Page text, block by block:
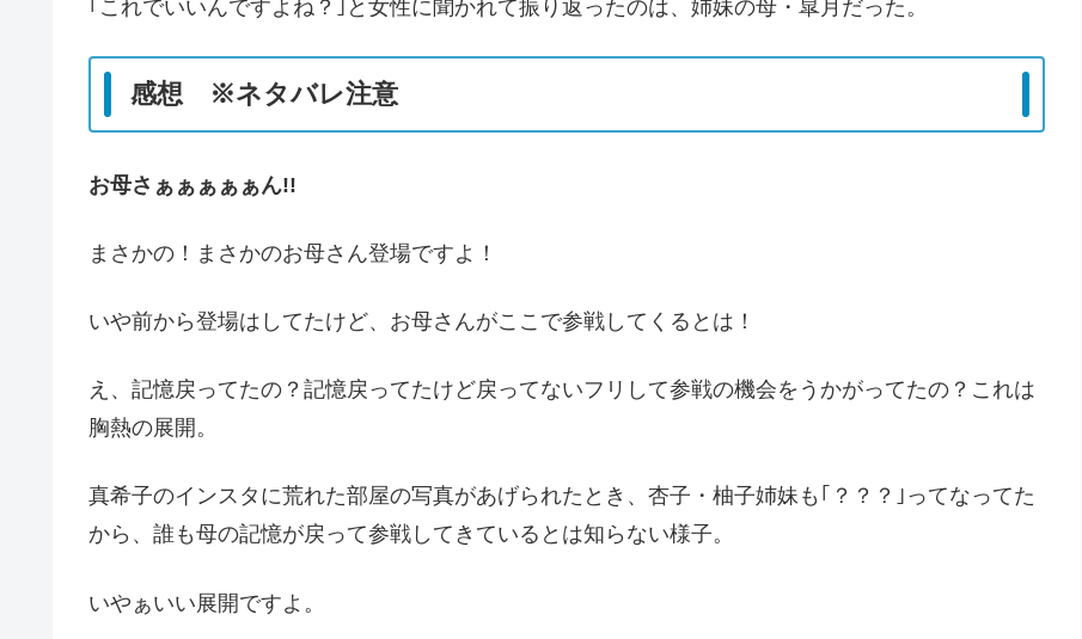
｢これでいいんですよね？｣と女性に聞かれて振り返ったのは、姉妹の母・皐月だった。
感想 ※ネタバレ注意
お母さぁぁぁぁぁん!!
まさかの！まさかのお母さん登場ですよ！
いや前から登場はしてたけど、お母さんがここで参戦してくるとは！
え、記憶戻ってたの？記憶戻ってたけど戻ってないフリして参戦の機会をうかがってたの？これは
胸熱の展開。
真希子のインスタに荒れた部屋の写真があげられたとき、杏子・柚子姉妹も｢？？？｣ってなってた
から、誰も母の記憶が戻って参戦してきているとは知らない様子。
いやぁいい展開ですよ。